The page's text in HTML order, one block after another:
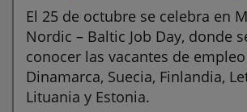
El 25 de octubre se celebra en
Nordic – Baltic Job Day, donde
conocer las vacantes de
Dinamarca, Suecia, Finlandia,
Lituania y Estonia.